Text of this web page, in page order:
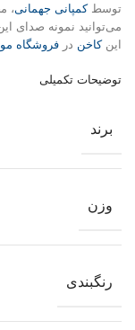
توسطکمپانی جهمانی،
می‌توانید نمونه صدای
اینکاخن در فروشگاه
توضیحات تکمیلی
برند
وزن
رنگبندی